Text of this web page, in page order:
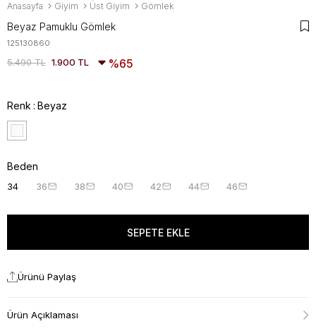
Anasayfa Giyim Üst Giyim Gömlek
Beyaz Pamuklu Gömlek
125130860
5.490 TL 1.900 TL 65
Renk Beyaz
Beden
34 36 38 40 42 44 46
Ürünü Paylaş
Ürün Açıklaması